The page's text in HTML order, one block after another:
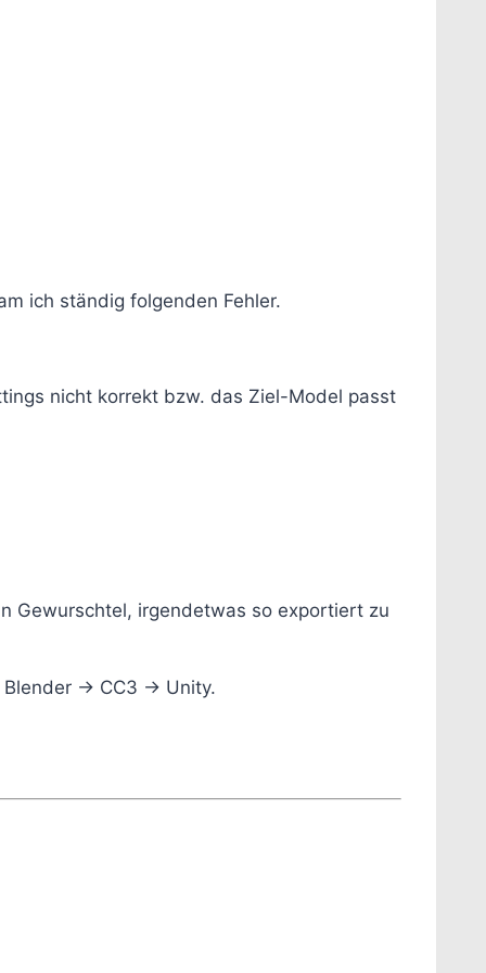
ich ständig folgenden Fehler.
nicht korrekt bzw. das Ziel-Model passt
Gewurschtel, irgendetwas so exportiert zu
-> CC3 -> Unity.